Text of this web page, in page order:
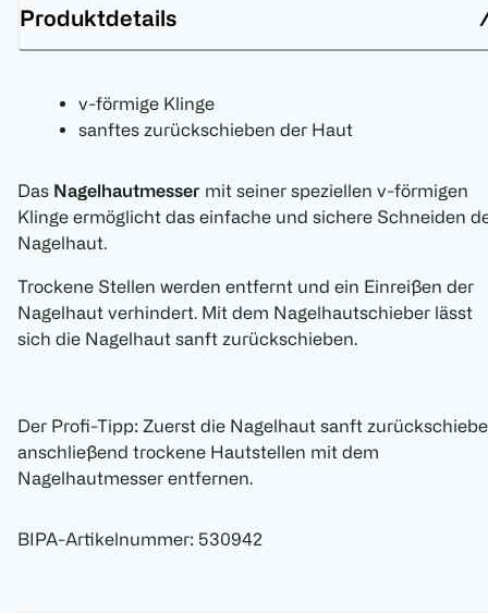
Produktdetails
v-förmige Klinge
sanftes zurückschieben der Haut
Das Nagelhautmesser mit seiner speziellen v-förmigen
Klinge ermöglicht das einfache und sichere Schneiden
Nagelhaut.
Trockene Stellen werden entfernt und ein Einreißen der
Nagelhaut verhindert. Mit dem Nagelhautschieber lässt
sich die Nagelhaut sanft zurückschieben.
Der Profi-Tipp: Zuerst die Nagelhaut sanft
anschließend trockene Hautstellen mit dem
Nagelhautmesser entfernen.
BIPA-Artikelnummer: 530942